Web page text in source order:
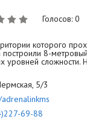
Голосов: 0
которого
8-
уровней
5/3
69-88